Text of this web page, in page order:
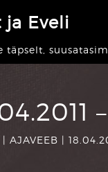
ja Eveli
täpselt,
| AJAVEEB |